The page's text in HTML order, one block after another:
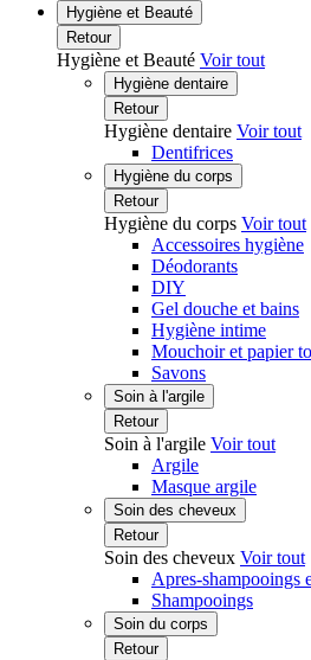
Hygiène et Beauté
Retour
Hygiène et Beauté Voir tout
Hygiène dentaire
Retour
Hygiène dentaire Voir tout
Dentifrices
Hygiène du corps
Retour
Hygiène du corps Voir tout
Accessoires hygiène
Déodorants
DIY
Gel douche et bains
Hygiène intime
Mouchoir et papier
Savons
Soin à l'argile
Retour
Soin à l'argile Voir tout
Argile
Masque argile
Soin des cheveux
Retour
Soin des cheveux Voir tout
Apres-shampooings
Shampooings
Soin du corps
Retour